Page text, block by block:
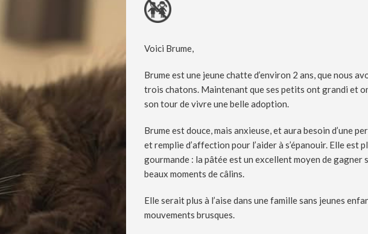
Voici Brume,
Brume est une jeune chatte d’environ 2 ans, que nous
trois chatons. Maintenant que ses petits ont grandi et
son tour de vivre une belle adoption.
Brume est douce, mais anxieuse, et aura besoin d’une
et remplie d’affection pour l’aider à s’épanouir. Elle est
gourmande : la pâtée est un excellent moyen de gagner
beaux moments de câlins.
Elle serait plus à l’aise dans une famille sans jeunes
mouvements brusques.